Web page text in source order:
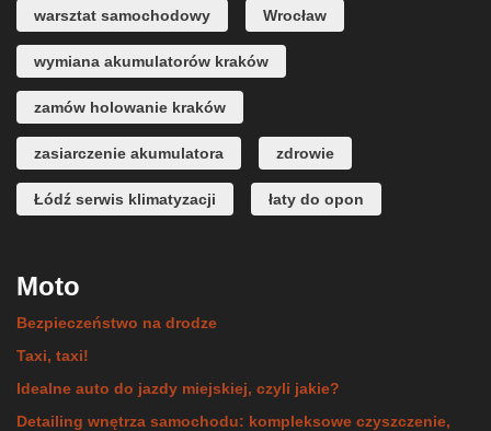
warsztat samochodowy Wrocław
wymiana akumulatorów kraków
zamów holowanie kraków
zasiarczenie akumulatora zdrowie
Łódź serwis klimatyzacji łaty do opon
Moto
Bezpieczeństwo na drodze
Taxi, taxi!
Idealne auto do jazdy miejskiej, czyli jakie?
Detailing wnętrza samochodu: kompleksowe czyszczenie,